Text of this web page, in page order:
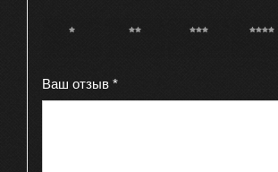
1 из 5
2 из 5
3 из 5
4 из 5
Ваш отзыв *